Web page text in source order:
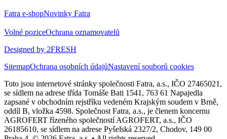
Fatra e-shopNovinky Fatra
Volné poziceOchrana oznamovatelů
Designed by 2FRESH
SitemapOchrana osobních údajůNastavení souborů cookies
Toto jsou internetové stránky společnosti Fatra, a.s., IČO 27465021,
se sídlem na adrese třída Tomáše Bati 1541, 763 61 Napajedla
zapsané v obchodním rejstříku vedeném Krajským soudem v Brně,
oddíl B, vložka 4598. Společnost Fatra, a.s., je členem koncernu
AGROFERT řízeného společností AGROFERT, a.s., IČO
26185610, se sídlem na adrese Pyšelská 2327/2, Chodov, 149 00